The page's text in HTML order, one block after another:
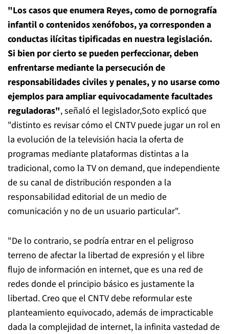
"Los casos que enumera Reyes, como de pornografía
infantil o contenidos xenófobos, ya corresponden a
conductas ilícitas tipificadas en nuestra legislación.
Si bien por cierto se pueden perfeccionar, deben
enfrentarse mediante la persecución de
responsabilidades civiles y penales, y no usarse como
ejemplos para ampliar equivocadamente facultades
reguladoras", señaló el legislador,Soto explicó que
"distinto es revisar cómo el CNTV puede jugar un rol en
la evolución de la televisión hacia la oferta de
programas mediante plataformas distintas a la
tradicional, como la TVon demand, que independiente
de su canal de distribución responden a la
responsabilidad editorial de un medio de
comunicación y no de un usuario particular".
"De lo contrario, se podría entrar en el peligroso
terreno de afectar la libertad de expresión y el libre
flujo de información en internet, que es una red de
redes donde el principio básico es justamente la
libertad. Creo que el CNTV debe reformular este
planteamiento equivocado, además de impracticable
dada la complejidad de internet, la infinita vastedad de